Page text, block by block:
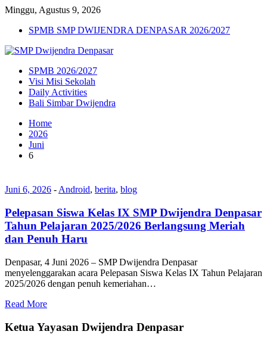
Minggu, Agustus 9, 2026
SPMB SMP DWIJENDRA DENPASAR 2026/2027
SPMB 2026/2027
Visi Misi Sekolah
Daily Activities
Bali Simbar Dwijendra
Home
2026
Juni
6
Juni 6, 2026 -Android, berita, blog
Pelepasan Siswa Kelas IX SMP Dwijendra Denpasar
Tahun Pelajaran 2025/2026 Berlangsung Meriah
dan Penuh Haru
Denpasar, 4 Juni 2026 – SMP Dwijendra Denpasar
menyelenggarakan acara Pelepasan Siswa Kelas IX Tahun Pelajaran
2025/2026 dengan penuh kemeriahan…
Read More
Ketua Yayasan Dwijendra Denpasar